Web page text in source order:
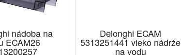
nádoba na
ECAM26
Delonghi ECAM
5313251441 vieko nádrže
na vodu